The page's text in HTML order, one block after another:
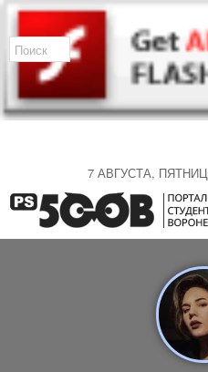
7 АВГУСТА,